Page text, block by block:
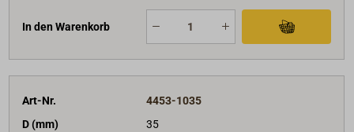
In den Warenkorb
Art-Nr.
4453-1035
D (mm)
35